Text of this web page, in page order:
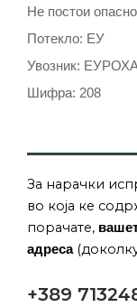
Не постои
Потекло: ЕУ
Увозник:
Шифра: 208
За нарачки
во која ке
порачате,
адреса
+389